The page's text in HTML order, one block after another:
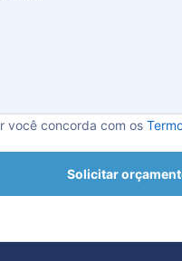
Dessa forma, o
com a natureza,
à qualidade de vida e
não precisarão entrar
você concorda com os
Solicitar